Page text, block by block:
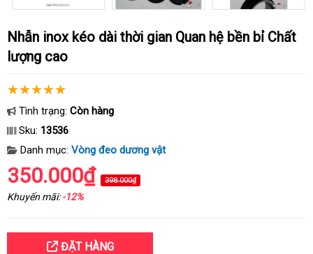
Nhẫn inox kéo dài thời gian Quan hệ bền bỉ Chất
lượng cao
Tình trạng: Còn hàng
Sku: 13536
Danh mục: Vòng đeo dương vật
350.000₫ 398.000₫
Khuyến mãi:-12%
ĐẶT HÀNG